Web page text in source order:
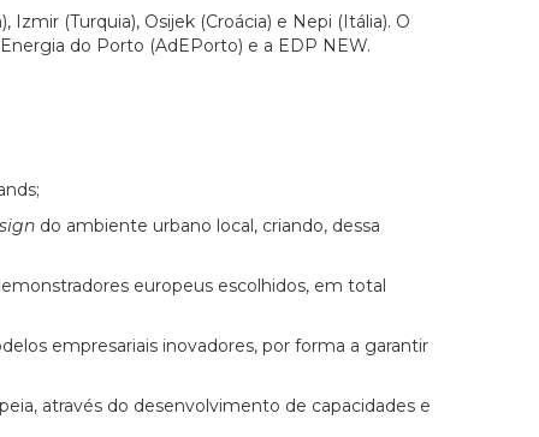
(Turquia), Osijek (Croácia) e Nepi (Itália). O
do Porto (AdEPorto) e a EDP NEW.
do ambiente urbano local, criando, dessa
europeus escolhidos, em total
empresariais inovadores, por forma a garantir
através do desenvolvimento de capacidades e